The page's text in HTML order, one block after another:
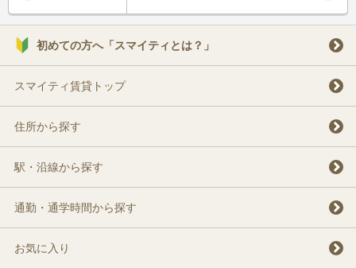
初めての方へ「スマイティとは？」
スマイティ賃貸トップ
住所から探す
駅・沿線から探す
通勤・通学時間から探す
お気に入り